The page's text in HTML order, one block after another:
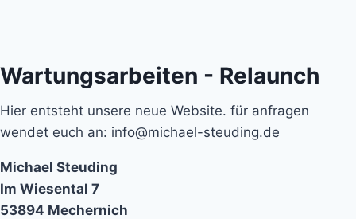
Wartungsarbeiten - Relaunch
Hier entsteht unsere neue Website. für anfragen
wendet euch an: info@michael-steuding.de
Michael Steuding
Im Wiesental 7
53894 Mechernich